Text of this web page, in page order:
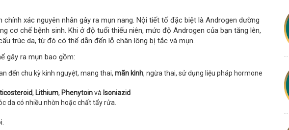
xác nguyên nhân gây ra mụn nang. Nội tiết tố đặc biệt là Androgen dường
cơ chế bệnh sinh. Khi ở độ tuổi thiếu niên, mức độ Androgen của bạn tăng lên,
trúc da, từ đó có thể dẫn đến lỗ chân lông bị tắc và mụn.
gây ra mụn bao gồm:
đến chu kỳ kinh nguyệt, mang thai, mãn kinh, ngừa thai, sử dụng liệu pháp hormone
, Lithium, Phenytoinvà Isoniazid
da có nhiều nhờn hoặc chất tẩy rửa.